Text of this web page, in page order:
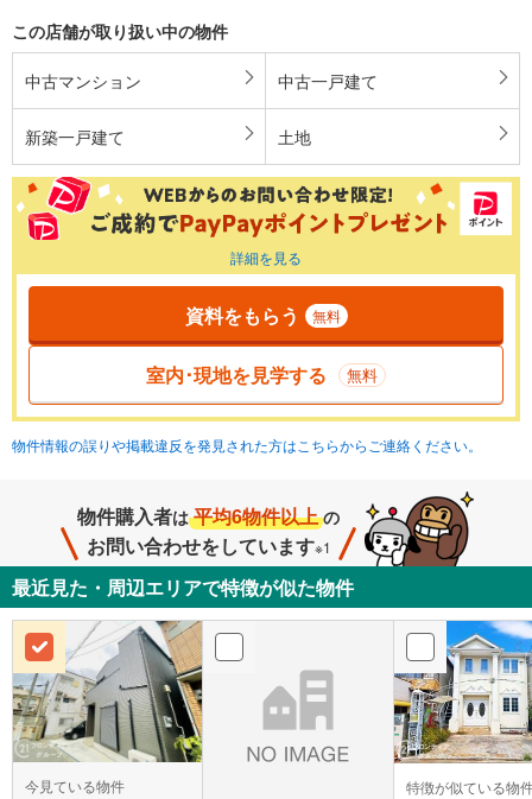
この店舗が取り扱い中の物件
中古マンション 中古一戸建て
新築一戸建て 土地
詳細を見る
資料をもらう 無料
室内･現地を見学する 無料
物件情報の誤りや掲載違反を発見された方はこちらからご連絡ください。
物件購入者は 平均6物件以上 の
お問い合わせをしています※1
最近見た・周辺エリアで特徴が似た物件
今見ている物件 特徴が似ている物